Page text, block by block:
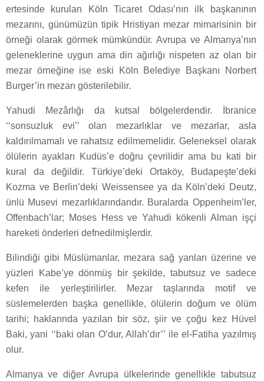
ertesinde kurulan Köln Ticaret Odası’nın ilk başkanının
mezarını, günümüzün tipik Hristiyan mezar mimarisinin bir
örneği olarak görmek mümkündür. Avrupa ve Almanya’nın
geleneklerine uygun ama din ağırlığı nispeten az olan bir
mezar örneğine ise eski Köln Belediye Başkanı Norbert
Burger’in mezarı gösterilebilir.
Yahudi Mezârlığı da kutsal bölgelerdendir. İbranice
‘‘sonsuzluk evi’’ olan mezarlıklar ve mezarlar, asla
kaldırılmamalı ve rahatsız edilmemelidir. Geleneksel olarak
ölülerin ayakları Kudüs’e doğru çevrilidir ama bu kati bir
kural da değildir. Türkiye’deki Ortaköy, Budapeşte’deki
Kozma ve Berlin’deki Weissensee ya da Köln’deki Deutz,
ünlü Musevi mezarlıklarındandır. Buralarda Oppenheim’ler,
Offenbach’lar; Moses Hess ve Yahudi kökenli Alman işçi
hareketi önderleri defnedilmişlerdir.
Bilindiği gibi Müslümanlar, mezara sağ yanları üzerine ve
yüzleri Kabe’ye dönmüş bir şekilde, tabutsuz ve sadece
kefen ile yerleştirilirler. Mezar taşlarında motif ve
süslemelerden başka genellikle, ölülerin doğum ve ölüm
tarihi; haklarında yazılan bir söz, şiir ve çoğu kez Hüvel
Baki, yani ‘‘baki olan O’dur, Allah’dır’’ ile el-Fatiha yazılmış
olur.
Almanya ve diğer Avrupa ülkelerinde genellikle tabutsuz